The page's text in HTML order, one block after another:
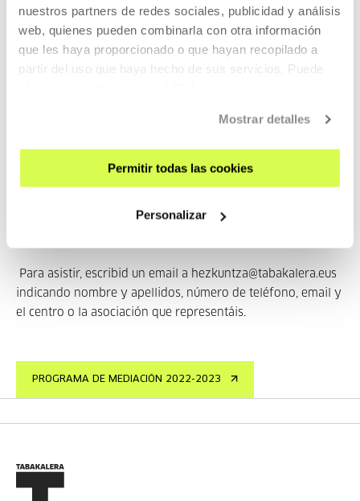
nuestros partners de redes sociales, publicidad y análisis
web, quienes pueden combinarla con otra información
que les haya proporcionado o que hayan recopilado a
partir del uso que haya hecho de sus servicios. Puede
Mostrar detalles
Permitir todas las cookies
Personalizar
Sesiones:
Para asistir, escribid un email a hezkuntza@tabakalera.eus
indicando nombre y apellidos, número de teléfono, email y
el centro o la asociación que representáis.
PROGRAMA DE MEDIACIÓN 2022-2023